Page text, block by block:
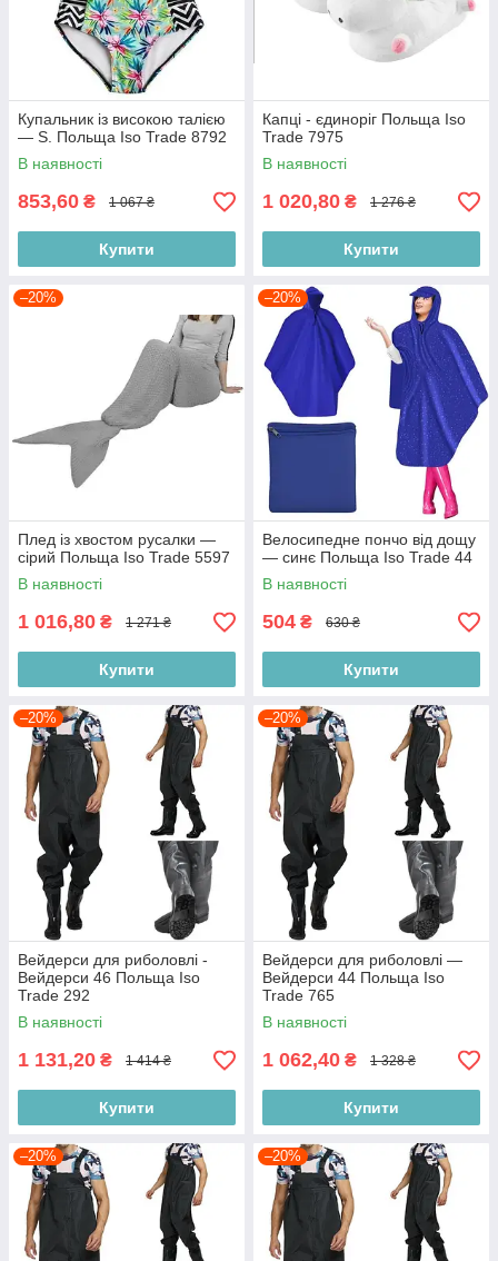
Купальник із високою талією
— S. Польща Iso Trade 8792
В наявності
853,60 ₴ 1 067 ₴
Купити
Капці - єдиноріг Польща Iso
Trade 7975
В наявності
1 020,80 ₴ 1 276 ₴
Купити
–20%
Плед із хвостом русалки —
сірий Польща Iso Trade 5597
В наявності
1 016,80 ₴ 1 271 ₴
Купити
–20%
Велосипедне пончо від дощу
— синє Польща Iso Trade 44
В наявності
504 ₴ 630 ₴
Купити
–20%
Вейдерси для риболовлі -
Вейдерси 46 Польща Iso
Trade 292
В наявності
1 131,20 ₴ 1 414 ₴
Купити
–20%
Вейдерси для риболовлі —
Вейдерси 44 Польща Iso
Trade 765
В наявності
1 062,40 ₴ 1 328 ₴
Купити
–20% –20%